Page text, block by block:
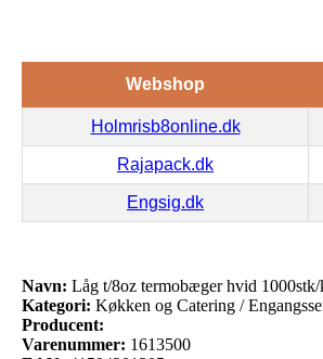
Webshop
Holmrisb8online.dk
Rajapack.dk
Engsig.dk
Navn: Låg t/8oz termobæger hvid 1000stk/
Kategori: Køkken og Catering /
Producent:
Varenummer: 1613500